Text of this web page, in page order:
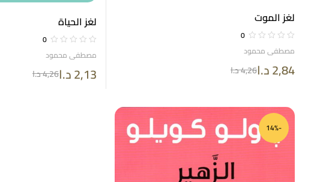
لغز الموت
0
مصطفى محمود
4,26د.ا 2,84د.ا
لغز الحياة
0
مصطفى محمود
4,26د.ا 2,13د.ا
-14%